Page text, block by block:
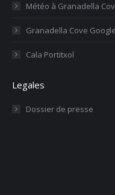
Météo à Granadella
Granadella Cove
Cala Portitxol
Legales
Dossier de presse